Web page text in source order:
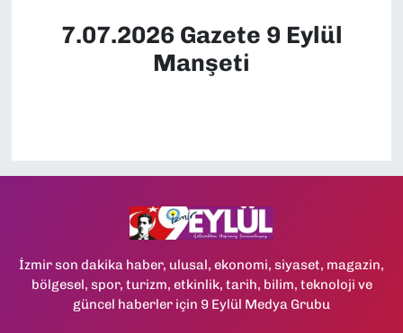
7.07.2026 Gazete 9 Eylül
Manşeti
İzmir son dakika haber, ulusal, ekonomi, siyaset, magazin,
bölgesel, spor, turizm, etkinlik, tarih, bilim, teknoloji ve
güncel haberler için 9 Eylül Medya Grubu